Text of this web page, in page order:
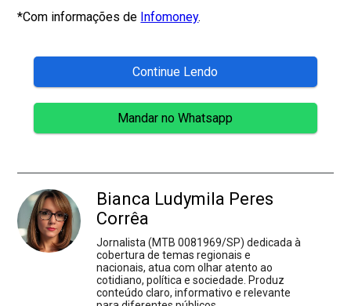
*Com informações de Infomoney.
Continue Lendo
Mandar no Whatsapp
Bianca Ludymila Peres
Corrêa
Jornalista (MTB 0081969/SP) dedicada à
cobertura de temas regionais e
nacionais, atua com olhar atento ao
cotidiano, política e sociedade. Produz
conteúdo claro, informativo e relevante